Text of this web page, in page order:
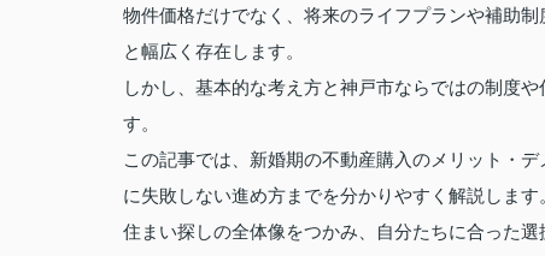
物件価格だけでなく、将来のライフプランや補助
と幅広く存在します。
しかし、基本的な考え方と神戸市ならではの制度
す。
この記事では、新婚期の不動産購入のメリット・
に失敗しない進め方までを分かりやすく解説します
住まい探しの全体像をつかみ、自分たちに合った